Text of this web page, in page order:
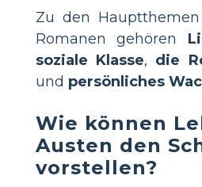
Zu den
Romanen gehören
soziale Klasse, die
und persönliches
Wie können
Austen den
vorstellen?